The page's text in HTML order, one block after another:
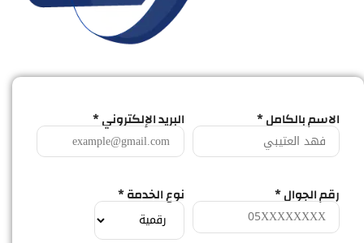
الاسم بالكامل * البريد الإلكتروني *
رقم الجوال * نوع الخدمة *